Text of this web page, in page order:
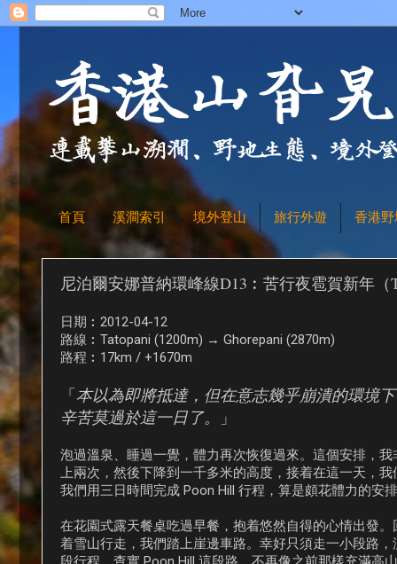
首頁 溪澗索引 境外登山 旅行外遊 香港
尼泊爾安娜普納環峰線D13︰苦行夜雹賀新年（
日期︰2012-04-12
路線︰Tatopani (1200m) → Ghorepani (2870m)
路程︰17km / +1670m
「本以為即將抵達，但在意志幾乎崩潰的環境
辛苦莫過於這一日了。
」
泡過溫泉、睡過一覺，體力再次恢復過來。這個安排，
上兩次，然後下降到一千多米的高度，接着在這一天，
我們用三日時間完成 Poon Hill 行程，算是頗花體力的安
在花園式露天餐桌吃過早餐，抱着悠然自得的心情出發
着雪山行走，我們踏上崖邊車路。幸好只須走一小段路